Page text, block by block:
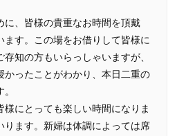
に、皆様の貴重なお時間を頂戴
ます。この場をお借りして皆様に
知の方もいらっしゃいますが、
かったことがわかり、本日二重の
様にとっても楽しい時間になりま
ます。新婦は体調によっては席